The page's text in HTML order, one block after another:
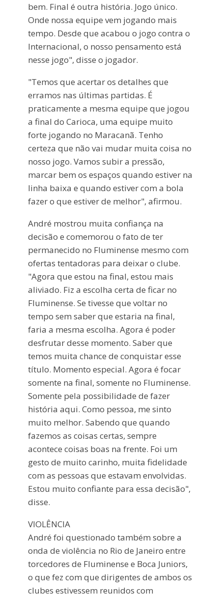
bem. Final é outra história. Jogo único.
Onde nossa equipe vem jogando mais
tempo. Desde que acabou o jogo contra o
Internacional, o nosso pensamento está
nesse jogo", disse o jogador.
"Temos que acertar os detalhes que
erramos nas últimas partidas. É
praticamente a mesma equipe que jogou
a final do Carioca, uma equipe muito
forte jogando no Maracanã. Tenho
certeza que não vai mudar muita coisa no
nosso jogo. Vamos subir a pressão,
marcar bem os espaços quando estiver na
linha baixa e quando estiver com a bola
fazer o que estiver de melhor", afirmou.
André mostrou muita confiança na
decisão e comemorou o fato de ter
permanecido no Fluminense mesmo com
ofertas tentadoras para deixar o clube.
"Agora que estou na final, estou mais
aliviado. Fiz a escolha certa de ficar no
Fluminense. Se tivesse que voltar no
tempo sem saber que estaria na final,
faria a mesma escolha. Agora é poder
desfrutar desse momento. Saber que
temos muita chance de conquistar esse
título. Momento especial. Agora é focar
somente na final, somente no Fluminense.
Somente pela possibilidade de fazer
história aqui. Como pessoa, me sinto
muito melhor. Sabendo que quando
fazemos as coisas certas, sempre
acontece coisas boas na frente. Foi um
gesto de muito carinho, muita fidelidade
com as pessoas que estavam envolvidas.
Estou muito confiante para essa decisão",
disse.
VIOLÊNCIA
André foi questionado também sobre a
onda de violência no Rio de Janeiro entre
torcedores de Fluminense e Boca Juniors,
o que fez com que dirigentes de ambos os
clubes estivessem reunidos com